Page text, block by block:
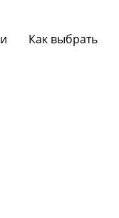
Как выбрать